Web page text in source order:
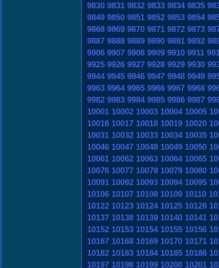
9830 9831 9832 9833 9834 9835
9849 9850 9851 9852 9853 9854
9868 9869 9870 9871 9872 9873
9887 9888 9889 9890 9891 9892
9906 9907 9908 9909 9910 9911
9925 9926 9927 9928 9929 9930
9944 9945 9946 9947 9948 9949
9963 9964 9965 9966 9967 9968
9982 9983 9984 9985 9986 9987
10001 10002 10003 10004 10005
10016 10017 10018 10019 10020
10031 10032 10033 10034 10035
10046 10047 10048 10049 10050
10061 10062 10063 10064 10065
10076 10077 10078 10079 10080
10091 10092 10093 10094 10095
10106 10107 10108 10109 10110
10122 10123 10124 10125 10126
10137 10138 10139 10140 10141
10152 10153 10154 10155 10156
10167 10168 10169 10170 10171
10182 10183 10184 10185 10186
10197 10198 10199 10200 10201